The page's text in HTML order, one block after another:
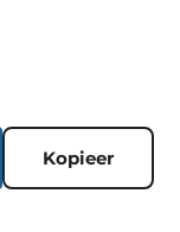
Kopieer